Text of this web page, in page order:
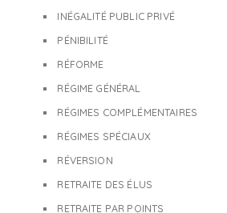
INÉGALITÉ PUBLIC PRIVÉ
PÉNIBILITÉ
RÉFORME
RÉGIME GÉNÉRAL
RÉGIMES COMPLÉMENTAIRES
RÉGIMES SPÉCIAUX
RÉVERSION
RETRAITE DES ÉLUS
RETRAITE PAR POINTS